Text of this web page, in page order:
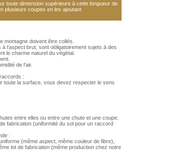
toute dimension supérieure à cette longueur de
plusieurs coupes en les ajoutant
montagne doivent être collés.
l’aspect brut, sont obligatoirement sujets à des
le charme naturel du végétal.
de l’air.
:
toute la surface, vous devez respecter le sens
entre elles ou entre une chute et une coupe.
fabrication (uniformité du sol pour un raccord
:
(même aspect, même couleur de fibre),
lot de fabrication (même production chez notre